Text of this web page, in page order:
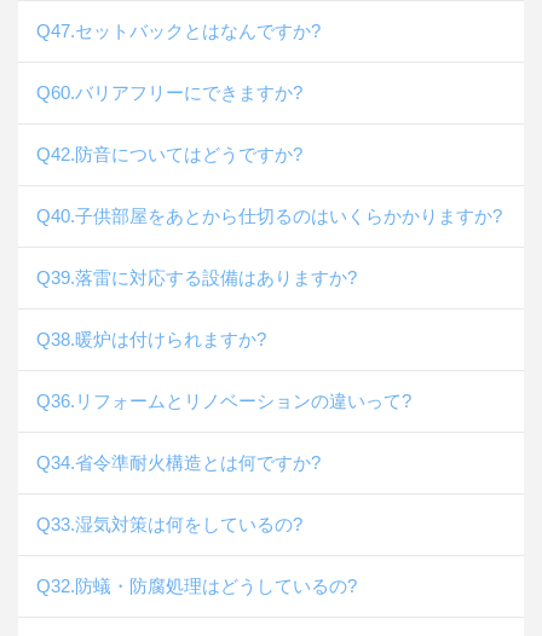
Q47.セットバックとはなんですか?
Q60.バリアフリーにできますか?
Q42.防音についてはどうですか?
Q40.子供部屋をあとから仕切るのはいくらかかりますか?
Q39.落雷に対応する設備はありますか?
Q38.暖炉は付けられますか?
Q36.リフォームとリノベーションの違いって?
Q34.省令準耐火構造とは何ですか?
Q33.湿気対策は何をしているの?
Q32.防蟻・防腐処理はどうしているの?